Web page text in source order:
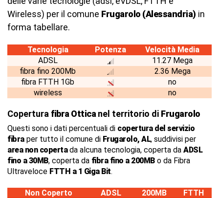
Wireless) per il comune Frugarolo (Alessandria) in
forma tabellare.
Tecnologia Potenza
Velocità Media
ADSL
11.27 Mega
fibra fino 200Mb
2.36 Mega
fibra FTTH 1Gb
no
wireless
no
Copertura fibra Ottica nel territorio di Frugarolo
Questi sono i dati percentuali di copertura del servizio
fibraper tutto il comune di Frugarolo, AL, suddivisi per
area non copertada alcuna tecnologia, coperta da ADSL
fino a 30MB, coperta da fibra fino a 200MBo da Fibra
Ultraveloce FTTH a 1 Giga Bit.
Non Coperto ADSL 200MB
FTTH